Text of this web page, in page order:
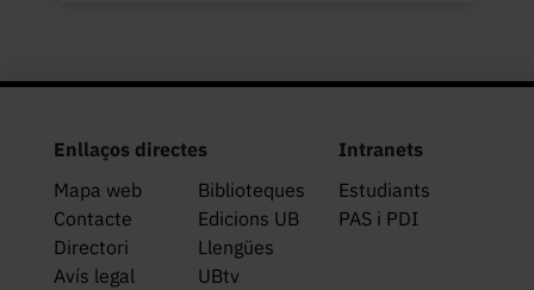
Enllaços directes
Mapa web
Biblioteques
Contacte
Edicions UB
Directori
Llengües
Avís legal
UBtv
Intranets
Estudiants
PAS i PDI